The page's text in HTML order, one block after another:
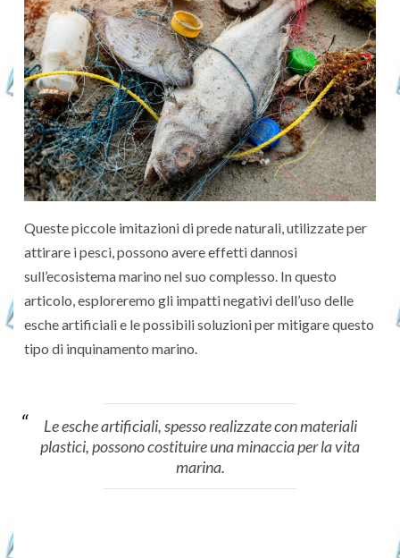
Queste piccole imitazioni di prede naturali, utilizzate per
attirare i pesci, possono avere effetti dannosi
sull’ecosistema marino nel suo complesso. In questo
articolo, esploreremo gli impatti negativi dell’uso delle
esche artificiali e le possibili soluzioni per mitigare questo
tipo di inquinamento marino.
Le esche artificiali, spesso realizzate con materiali
plastici, possono costituire una minaccia per la vita
marina.